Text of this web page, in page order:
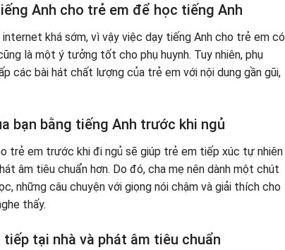
Anh cho trẻ em để học tiếng Anh
khá sớm, vì vậy việc dạy tiếng Anh cho trẻ em có
là một ý tưởng tốt cho phụ huynh. Tuy nhiên, phụ
các bài hát chất lượng của trẻ em với nội dung gần gũi,
bạn bằng tiếng Anh trước khi ngủ
trẻ em trước khi đi ngủ sẽ giúp trẻ em tiếp xúc tự nhiên
âm tiêu chuẩn hơn. Do đó, cha mẹ nên dành một chút
những câu chuyện với giọng nói chậm và giải thích cho
thấy.
tại nhà và phát âm tiêu chuẩn